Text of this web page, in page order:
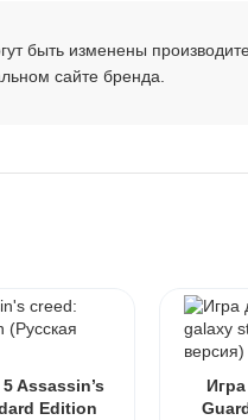
быть изменены
сайте бренда.
Assassin’s
Edition